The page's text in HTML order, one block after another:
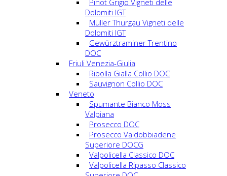
Pinot Grigio Vigneti delle
Dolomiti IGT
Müller Thurgau Vigneti delle
Dolomiti IGT
Gewürztraminer Trentino
DOC
Friuli Venezia-Giulia
Ribolla Gialla Collio DOC
Sauvignon Collio DOC
Veneto
Spumante Bianco Moss
Valpiana
Prosecco DOC
Prosecco Valdobbiadene
Superiore DOCG
Valpolicella Classico DOC
Valpolicella Ripasso Classico